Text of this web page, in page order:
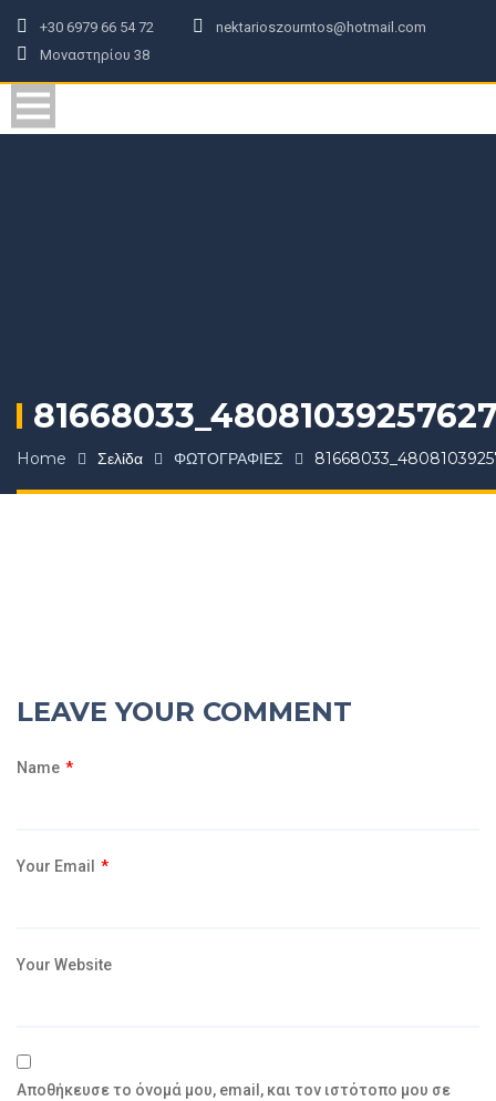
+30 6979 66 54 72
nektarioszourntos@hotmail.com
Μοναστηρίου 38
Home Σελίδα ΦΩΤΟΓΡΑΦΙΕΣ
LEAVE YOUR COMMENT
Name *
Your Email *
Your Website
Αποθήκευσε το όνομά μου, email, και τον ιστότοπο μου σε